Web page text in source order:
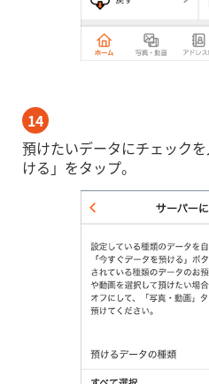
14
預けたいデータにチェック
ける」をタップ。